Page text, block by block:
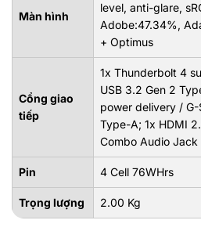
Màn hình
level, anti-glare,
Adobe:47.34%,
+ Optimus
Cổng giao
tiếp
1x Thunderbolt 4
USB 3.2 Gen 2
power delivery / G-
Type-A; 1x HDMI
Combo Audio Jack
Pin 4 Cell 76WHrs
Trọng lượng 2.00 Kg